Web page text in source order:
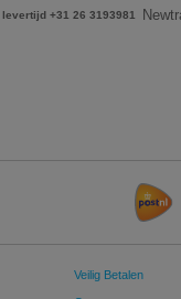
+31 26 3193981
Veilig Betalen